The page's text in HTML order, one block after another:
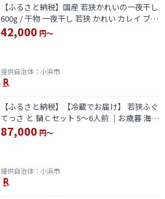
【ふるさと納税】国産 若狭かれいの一夜干し
600g / 干物 一夜干し 若狭 かれい カレイ ブラ
ンド 福井 ヤナギムシカレイ 焼き魚 魚介 冷凍
小分け 【配送不可地域：北海道・沖縄・離
42,000 円～
提供自治体：小浜市
【ふるさと納税】【冷蔵でお届け】 若狭ふぐ
てっさ と 鍋 C セット 5〜6人前 ｜お歳暮 海鮮
養殖 養殖魚 産地直送 民宿 旅行 旅 体験 海鮮
食品 魚介 魚 ふぐ とらふぐ 若狭ふぐ 河豚 ふ
87,000 円～
提供自治体：小浜市